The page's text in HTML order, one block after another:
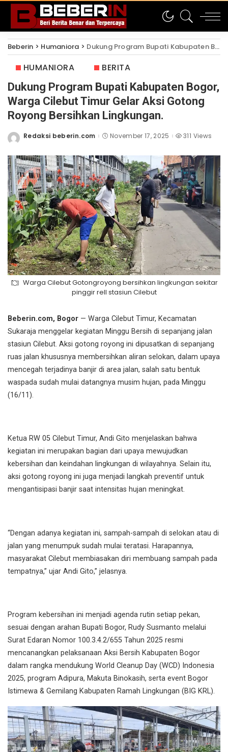
Beberin > Humaniora > Dukung Program Bupati Kabupaten Bogor, Warga Cilebut Timur Gelar Aksi Gotong Royong Bersihkan Lingkungan.
HUMANIORA BERITA
Dukung Program Bupati Kabupaten Bogor,
Warga Cilebut Timur Gelar Aksi Gotong
Royong Bersihkan Lingkungan.
Posted
Redaksi beberin.com November 17, 2025 311 Views
Warga Cilebut Gotongroyong bersihkan lingkungan sekitar
pinggir rell stasiun Cilebut
Beberin.com, Bogor — Warga Cilebut Timur, Kecamatan
Sukaraja menggelar kegiatan Minggu Bersih di sepanjang jalan
stasiun Cilebut. Aksi gotong royong ini dipusatkan di sepanjang
ruas jalan khususnya membersihkan aliran selokan, dalam upaya
mencegah terjadinya banjir di area jalan, salah satu bentuk
waspada sudah mulai datangnya musim hujan, pada Minggu
(16/11).
Ketua RW 05 Cilebut Timur, Andi Gito menjelaskan bahwa
kegiatan ini merupakan bagian dari upaya mewujudkan
kebersihan dan keindahan lingkungan di wilayahnya. Selain itu,
aksi gotong royong ini juga menjadi langkah preventif untuk
mengantisipasi banjir saat intensitas hujan meningkat.
“Dengan adanya kegiatan ini, sampah-sampah di selokan atau di
jalan yang menumpuk sudah mulai teratasi. Harapannya,
masyarakat Cilebut membiasakan diri membuang sampah pada
tempatnya,” ujar Andi Gito,” jelasnya.
Program kebersihan ini menjadi agenda rutin setiap pekan,
sesuai dengan arahan Bupati Bogor, Rudy Susmanto melalui
Surat Edaran Nomor 100.3.4.2/655 Tahun 2025 resmi
mencanangkan pelaksanaan Aksi Bersih Kabupaten Bogor
dalam rangka mendukung World Cleanup Day (WCD) Indonesia
2025, program Adipura, Makuta Binokasih, serta event Bogor
Istimewa & Gemilang Kabupaten Ramah Lingkungan (BIG KRL).